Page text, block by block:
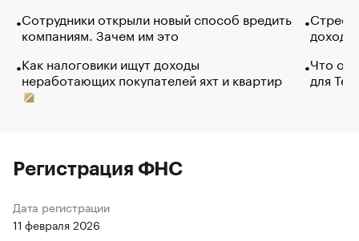
Сотрудники открыли новый способ вредить
компаниям. Зачем им это
Как налоговики ищут доходы
неработающих покупателей яхт и квартир
Что
для
Регистрация ФНС
Дата регистрации
11 февраля 2026